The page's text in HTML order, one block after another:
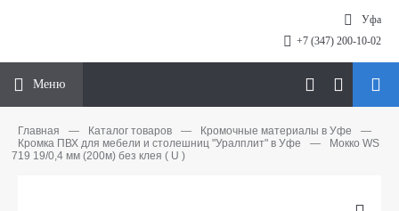
Уфа
+7 (347) 200-10-02
Меню
Главная — Каталог товаров — Кромочные материалы в Уфе
—
Кромка ПВХ для мебели и столешниц "Уралплит" в Уфе
—
Мокко WS
719 19/0,4 мм (200м) без клея ( U )